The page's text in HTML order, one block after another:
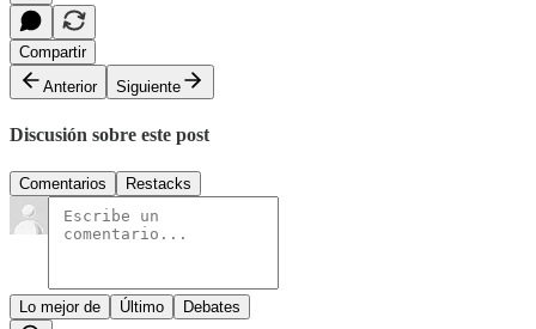
Compartir
Anterior
Siguiente
Discusión sobre este post
Comentarios Restacks
Lo mejor de Último Debates